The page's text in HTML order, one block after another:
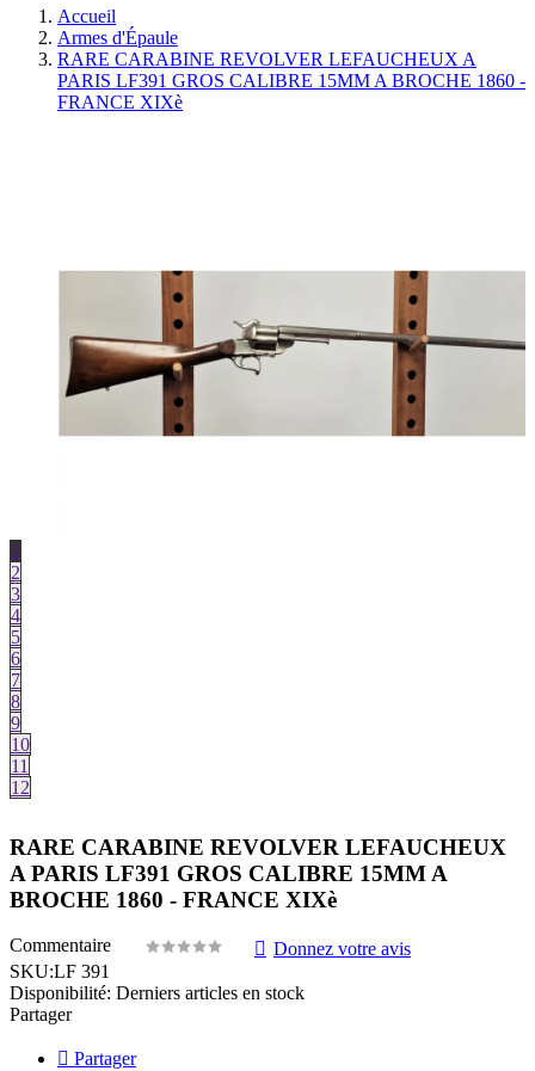
Accueil
Armes d'Épaule
RARE CARABINE REVOLVER LEFAUCHEUX A
PARIS LF391 GROS CALIBRE 15MM A BROCHE 1860 -
FRANCE XIXè
1
2
3
4
5
6
7
8
9
10
11
12
RARE CARABINE REVOLVER LEFAUCHEUX
A PARIS LF391 GROS CALIBRE 15MM A
BROCHE 1860 - FRANCE XIXè
Commentaire
Donnez votre avis
SKU:LF 391
Disponibilité: Derniers articles en stock
Partager
Partager